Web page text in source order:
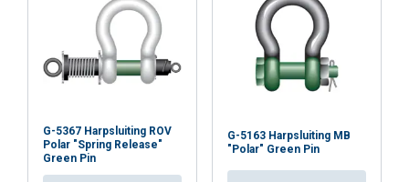
G-5367 Harpsluiting ROV
Polar "Spring Release"
Green Pin
G-5163 Harpsluiting MB
"Polar" Green Pin